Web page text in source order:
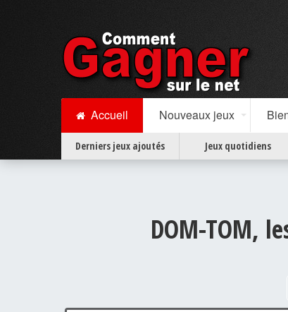
Accueil Nouveaux jeux
Derniers jeux ajoutés Jeux quotidiens
DOM-TOM,